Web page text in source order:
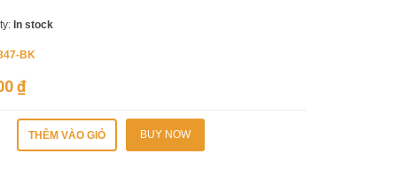
In stock
BK
₫
THÊM VÀO GIỎ BUY NOW